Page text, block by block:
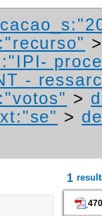
>
-
>
>
1